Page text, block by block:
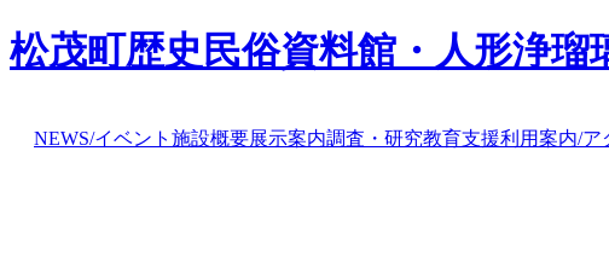
松茂町歴史民俗資料館・人形浄瑠
NEWS/イベント 施設概要展示案内調査・研究教育支援利用案内/ア